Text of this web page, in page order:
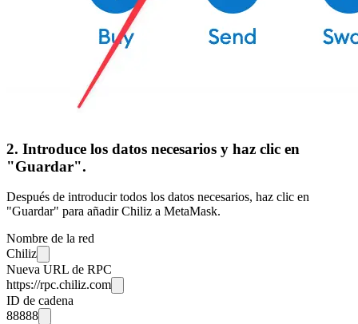
2. Introduce los datos necesarios y haz clic en
"Guardar".
Después de introducir todos los datos necesarios, haz clic en
"Guardar" para añadir Chiliz a MetaMask.
Nombre de la red
Chiliz
Nueva URL de RPC
https://rpc.chiliz.com
ID de cadena
88888